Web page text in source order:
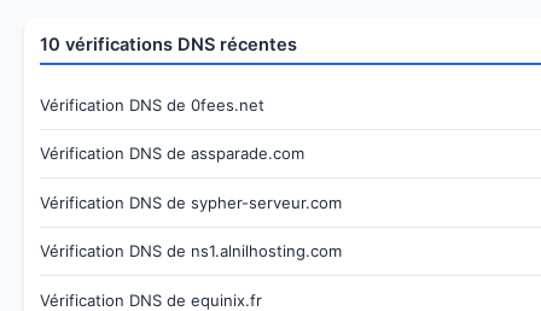
10 vérifications DNS récentes
Vérification DNS de 0fees.net
Vérification DNS de assparade.com
Vérification DNS de sypher-serveur.com
Vérification DNS de ns1.alnilhosting.com
Vérification DNS de equinix.fr